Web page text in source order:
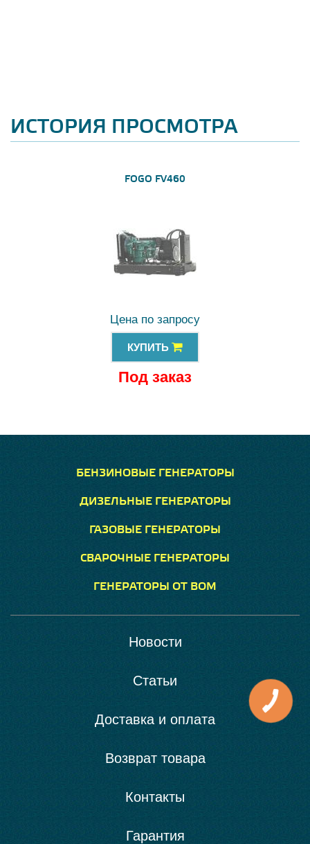
ИСТОРИЯ ПРОСМОТРА
FOGO FV460
Цена по запросу
КУПИТЬ
Под заказ
БЕНЗИНОВЫЕ ГЕНЕРАТОРЫ
ДИЗЕЛЬНЫЕ ГЕНЕРАТОРЫ
ГАЗОВЫЕ ГЕНЕРАТОРЫ
СВАРОЧНЫЕ ГЕНЕРАТОРЫ
ГЕНЕРАТОРЫ ОТ ВОМ
Новости
Статьи
Доставка и оплата
Возврат товара
Контакты
Гарантия